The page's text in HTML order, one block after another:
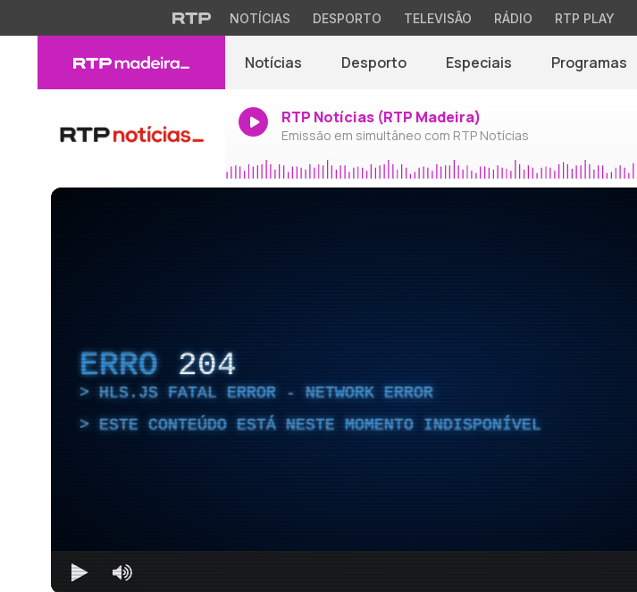
NOTÍCIAS DESPORTO TELEVISÃO RÁDIO RTP PLAY
Notícias Desporto Especiais Programas
RTP Notícias (RTP Madeira)
Emissão em simultâneo com RTP Notícias
ERRO 204
HLS.JS FATAL ERROR - NETWORK ERROR
ESTE CONTEÚDO ESTÁ NESTE MOMENTO INDISPONÍVEL